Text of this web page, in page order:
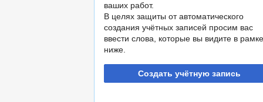
ваших работ.
В целях защиты от автоматического
создания учётных записей просим вас
ввести слова, которые вы видите в рамке
ниже.
Создать учётную запись